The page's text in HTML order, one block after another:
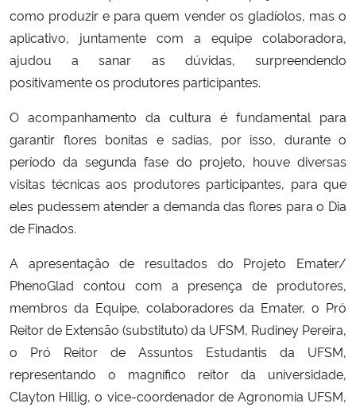
como produzir e para quem vender os gladíolos, mas o
aplicativo, juntamente com a equipe colaboradora,
ajudou a sanar as dúvidas, surpreendendo
positivamente os produtores participantes.
O acompanhamento da cultura é fundamental para
garantir flores bonitas e sadias, por isso, durante o
período da segunda fase do projeto, houve diversas
visitas técnicas aos produtores participantes, para que
eles pudessem atender a demanda das flores para o Dia
de Finados.
A apresentação de resultados do Projeto Emater/
PhenoGlad contou com a presença de produtores,
membros da Equipe, colaboradores da Emater, o Pró
Reitor de Extensão (substituto) da UFSM, Rudiney Pereira,
o Pró Reitor de Assuntos Estudantis da UFSM,
representando o magnífico reitor da universidade,
Clayton Hillig, o vice-coordenador de Agronomia UFSM,